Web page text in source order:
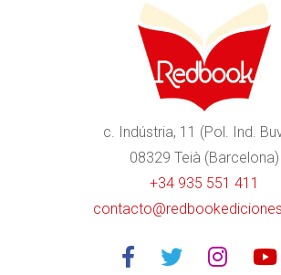
c. Indústria, 11 (Pol. Ind.
08329 Teià (Barcelona)
+34 935 551 411